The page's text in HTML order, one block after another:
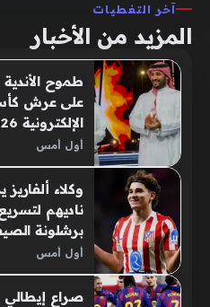
آخر التغطيات
المزيد من الأخبار
طموح
على عرش كأس
الإلكترونية 2026
أول أمس
وكلاء
ناديهم
برشلونة
أول أمس
صراع